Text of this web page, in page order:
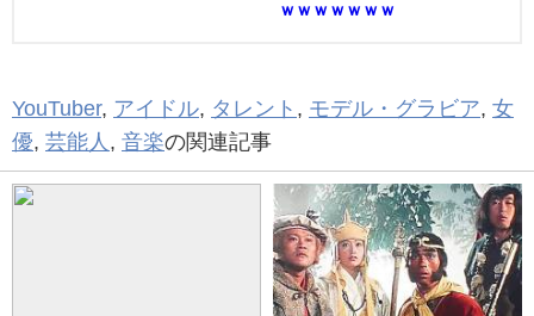
ｗｗｗｗｗｗｗ
YouTuber, アイドル, タレント , モデル・グラビア, 女
優, 芸能人 , 音楽の関連記事